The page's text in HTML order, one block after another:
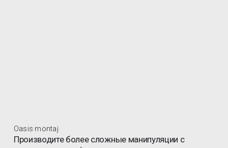
Oasis montaj
Производите более сложные манипуляции с